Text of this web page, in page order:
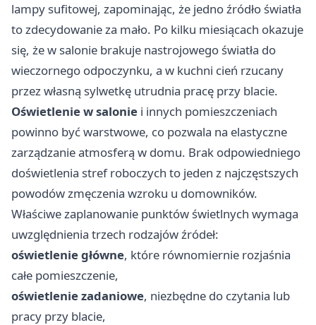
lampy sufitowej, zapominając, że jedno źródło światła
to zdecydowanie za mało. Po kilku miesiącach okazuje
się, że w salonie brakuje nastrojowego światła do
wieczornego odpoczynku, a w kuchni cień rzucany
przez własną sylwetkę utrudnia pracę przy blacie.
Oświetlenie w salonie i innych pomieszczeniach
powinno być warstwowe, co pozwala na elastyczne
zarządzanie atmosferą w domu. Brak odpowiedniego
doświetlenia stref roboczych to jeden z najczęstszych
powodów zmęczenia wzroku u domowników.
Właściwe zaplanowanie punktów świetlnych wymaga
uwzględnienia trzech rodzajów źródeł:
oświetlenie główne, które równomiernie rozjaśnia
całe pomieszczenie,
oświetlenie zadaniowe, niezbędne do czytania lub
pracy przy blacie,